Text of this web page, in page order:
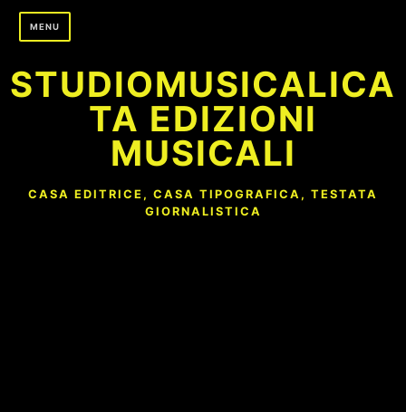
Skip
MENU
STUDIOMUSICALICA
TA EDIZIONI
MUSICALI
CASA EDITRICE, CASA TIPOGRAFICA, TESTATA
GIORNALISTICA